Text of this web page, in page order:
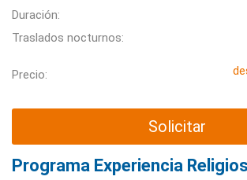
Duración:
Traslados nocturnos:
Precio:
Solicitar
Programa Experiencia